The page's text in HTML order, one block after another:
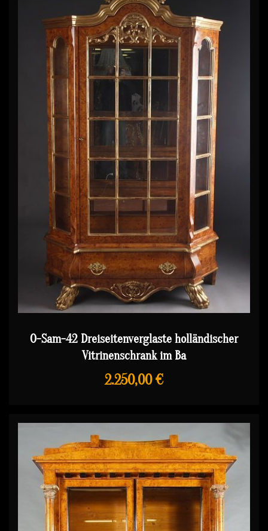
O-Sam-42 Dreiseitenverglaste holländischer
Vitrinenschrank im Ba
2.250,00 €